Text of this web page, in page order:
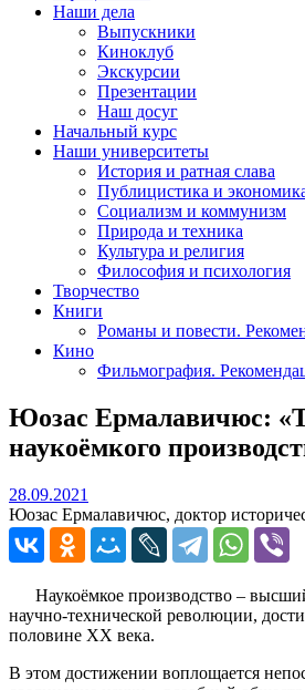
Наши дела
Выпускники
Киноклуб
Экскурсии
Презентации
Наш досуг
Начальный курс
Наши университеты
История и ратная слава
Публицистика и
Социализм и коммунизм
Природа и техника
Культура и религия
Философия и психология
Творчество
Книги
Романы и повести.
Кино
Фильмография.
Юозас Ермалавичюс:
наукоёмкого
28.09.2021
Юозас Ермалавичюс, доктор
Наукоёмкое производство –
научно-технической революции,
половине XX века.
В этом достижении воплощается